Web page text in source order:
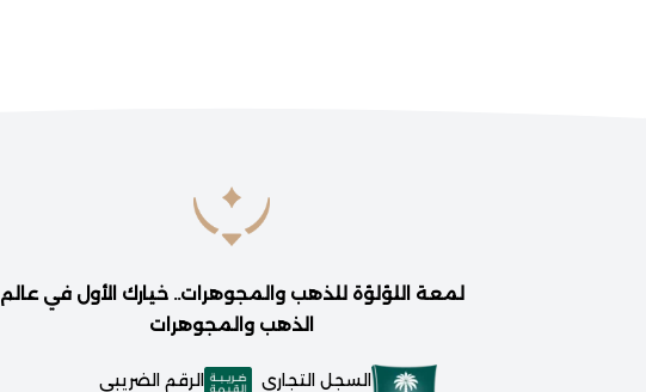
لمعة اللؤلؤة للذهب والمجوهرات.. خيارك الأول في عالم
الذهب والمجوهرات
السجل التجاري
الرقم الضريبي